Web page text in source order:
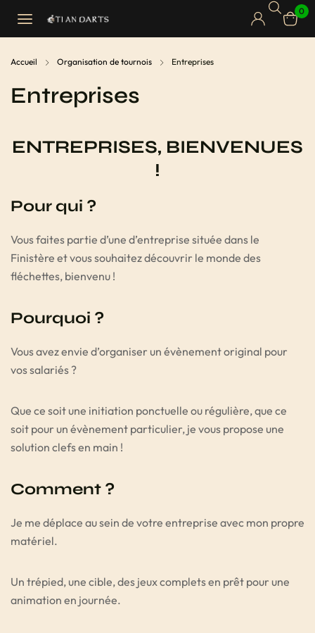
0
Accueil Organisation de tournois Entreprises
Entreprises
ENTREPRISES, BIENVENUES
!
Pour qui ?
Vous faites partie d’une d’entreprise située dans le
Finistère et vous souhaitez découvrir le monde des
fléchettes, bienvenu !
Pourquoi ?
Vous avez envie d’organiser un évènement original pour
vos salariés ?
Que ce soit une initiation ponctuelle ou régulière, que ce
soit pour un évènement particulier, je vous propose une
solution clefs en main !
Comment ?
Je me déplace au sein de votre entreprise avec mon propre
matériel.
Un trépied, une cible, des jeux complets en prêt pour une
animation en journée.